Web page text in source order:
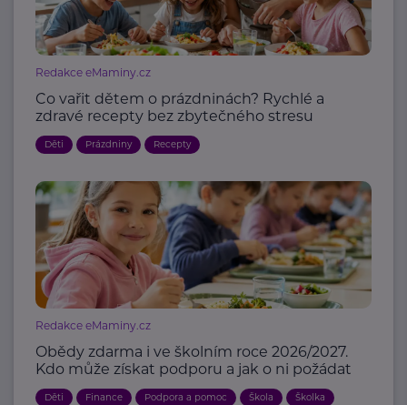
Redakce eMaminy.cz
Co vařit dětem o prázdninách? Rychlé a
zdravé recepty bez zbytečného stresu
Děti Prázdniny Recepty
Redakce eMaminy.cz
Obědy zdarma i ve školním roce 2026/2027.
Kdo může získat podporu a jak o ni požádat
Děti Finance Podpora a pomoc Škola Školka